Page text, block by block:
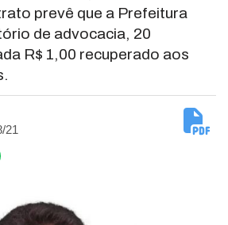
prevê que a Prefeitura
de advocacia, 20
R$ 1,00 recuperado aos
21